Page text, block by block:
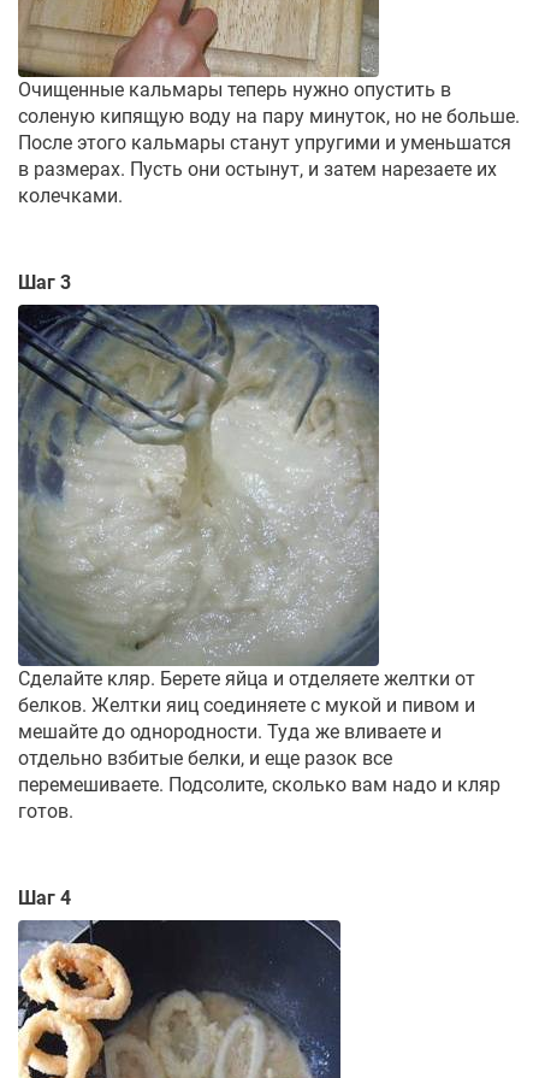
Очищенные кальмары теперь нужно опустить в
соленую кипящую воду на пару минуток, но не больше.
После этого кальмары станут упругими и уменьшатся
в размерах. Пусть они остынут, и затем нарезаете их
колечками.
Шаг 3
Сделайте кляр. Берете яйца и отделяете желтки от
белков. Желтки яиц соединяете с мукой и пивом и
мешайте до однородности. Туда же вливаете и
отдельно взбитые белки, и еще разок все
перемешиваете. Подсолите, сколько вам надо и кляр
готов.
Шаг 4